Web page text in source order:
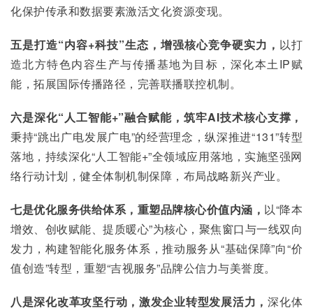
化保护传承和数据要素激活文化资源变现。
五是打造“内容+科技”生态，增强核心竞争硬实力， 以打
造北方特色内容生产与传播基地为目标，深化本土IP赋
能，拓展国际传播路径，完善联播联控机制。
六是深化“人工智能+”融合赋能，筑牢AI技术核心支撑，
秉持“跳出广电发展广电”的经营理念，纵深推进“131”转型
落地，持续深化“人工智能+”全领域应用落地，实施坚强网
络行动计划，健全体制机制保障，布局战略新兴产业。
七是优化服务供给体系，重塑品牌核心价值内涵， 以“降本
增效、创收赋能、提质暖心”为核心，聚焦窗口与一线双向
发力，构建智能化服务体系，推动服务从“基础保障”向“价
值创造”转型，重塑“吉视服务”品牌公信力与美誉度。
八是深化改革攻坚行动，激发企业转型发展活力，深化体